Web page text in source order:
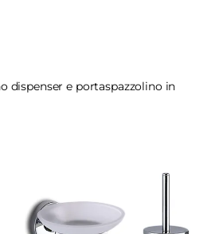
dispenser e portaspazzolino in